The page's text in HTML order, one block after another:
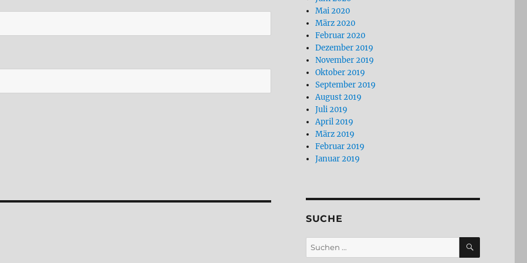
Mai 2020
März 2020
Februar 2020
Dezember 2019
November 2019
Oktober 2019
September 2019
August 2019
Juli 2019
April 2019
März 2019
Februar 2019
Januar 2019
SUCHE
Suchen
nach:
SUCHEN